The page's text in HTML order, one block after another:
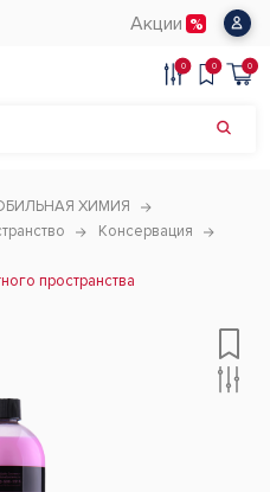
Акции
0 0 0
ХИМИЯ
Консервация
пространства